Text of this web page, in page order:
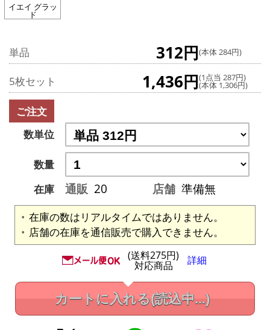
イエイ グラッ
ド
単品 312円(本体 284円)
5枚セット 1,436円(1点当 287円)
(本体 1,306円)
ご注文
数単位
数量
在庫
通販 20 店舗 準備無
在庫の数はリアルタイムではありません。
店舗の在庫を通信販売で購入できません。
(送料275円)
対応商品 詳細
カートに入れる(読込中...)